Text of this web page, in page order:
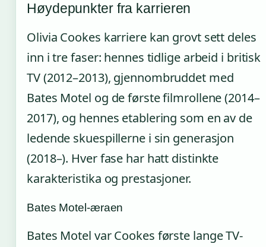
Høydepunkter fra karrieren
Olivia Cookes karriere kan grovt sett deles
inn i tre faser: hennes tidlige arbeid i britisk
TV (2012–2013), gjennombruddet med
Bates Motel og de første filmrollene (2014–
2017), og hennes etablering som en av de
ledende skuespillerne i sin generasjon
(2018–). Hver fase har hatt distinkte
karakteristika og prestasjoner.
Bates Motel-æraen
Bates Motel var Cookes første lange TV-